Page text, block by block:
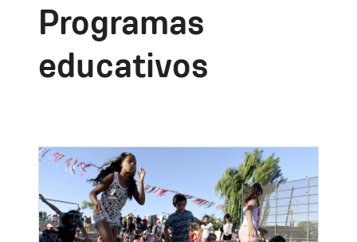
Programas
educativos
Image